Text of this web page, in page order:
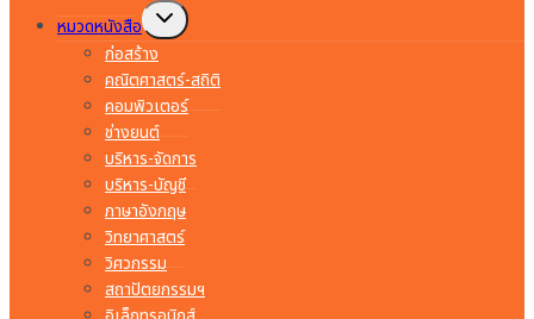
หมวดหนังสือ
Toggle
child
menu
ก่อสร้าง
คณิตศาสตร์-สถิติ
คอมพิวเตอร์
ช่างยนต์
บริหาร-จัดการ
บริหาร-บัญชี
ภาษาอังกฤษ
วิทยาศาสตร์
วิศวกรรม
สถาปัตยกรรมฯ